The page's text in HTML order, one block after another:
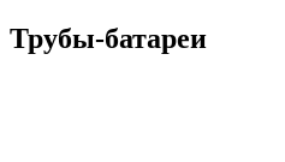
Трубы-батареи